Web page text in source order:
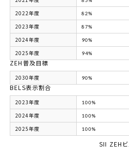
2022年度 82%
2023年度 87%
2024年度 90%
2025年度 94%
ZEH普及目標
2030年度 90%
BELS表示割合
2023年度 100%
2024年度 100%
2025年度 100%
SII ZEH